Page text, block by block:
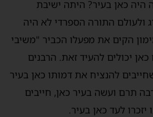
היה כאן בעיר? היתה ישיבת
ולעולם התורה הספרדי לא היה
הקים את מפעלו הכביר "משיבי
יכולים להעיד זאת. הרבנים
להנציח את דמותו כאן בעיר
תרם ועשה בעיר כאן, חייבים
לעד כאן בעיר.